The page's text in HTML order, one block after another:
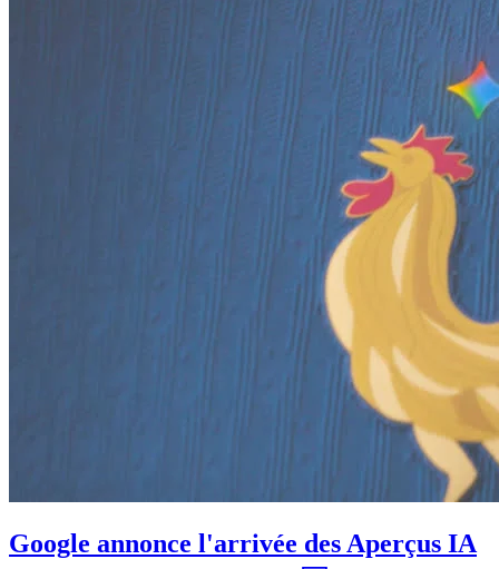
Google annonce l'arrivée des Aperçus IA